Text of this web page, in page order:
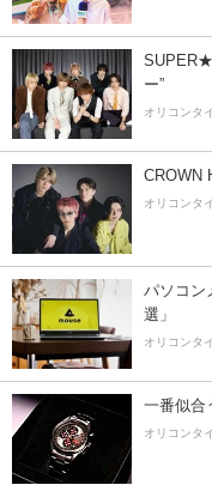
ー”
オリコンタ
CROWN
オリコンタ
パソコン
選」
オリコンタ
一番似合
オリコンタ